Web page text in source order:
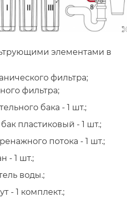
элементами в
фильтра;
фильтра;
бака - 1 шт.;
пластиковый - 1 шт.;
потока - 1 шт.;
- 1 шт.;
воды.;
- 1 комплект.;